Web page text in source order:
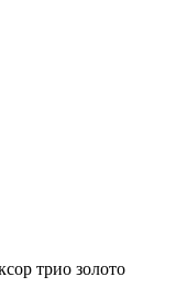
трио золото